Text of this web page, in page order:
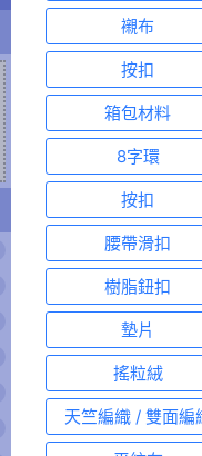
襯布
按扣
箱包材料
8字環
按扣
腰帶滑扣
樹脂鈕扣
墊片
搖粒絨
天竺編織 / 雙面編